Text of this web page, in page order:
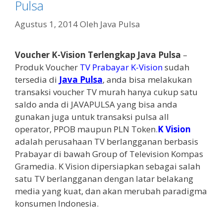
Pulsa
Agustus 1, 2014Oleh Java Pulsa
Voucher K-Vision Terlengkap Java Pulsa –
Produk Voucher TV Prabayar K-Visionsudah
tersedia di Java Pulsa, anda bisa melakukan
transaksi voucher TV murah hanya cukup satu
saldo anda di JAVAPULSA yang bisa anda
gunakan juga untuk transaksi pulsa all
operator, PPOB maupun PLN Token.K Vision
adalah perusahaan TV berlangganan berbasis
Prabayar di bawah Group of Television Kompas
Gramedia. K Vision dipersiapkan sebagai salah
satu TV berlangganan dengan latar belakang
media yang kuat, dan akan merubah paradigma
konsumen Indonesia.